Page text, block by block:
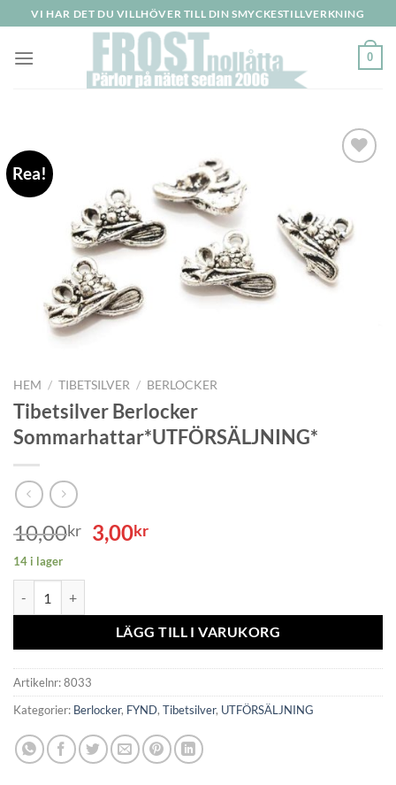
to
content
VI HAR DET DU VILLHÖVER TILL DIN SMYCKESTILLVERKNING
0
Rea!
önskelistan
HEM / TIBETSILVER / BERLOCKER
Tibetsilver Berlocker
Sommarhattar*UTFÖRSÄLJNING*
10,00kr Det
ursprungliga
10,00kr.
3,00krDet
3,00kr.
14 i lager
LÄGG TILL I VARUKORG
Artikelnr:8033
Kategorier: Berlocker, FYND, Tibetsilver, UTFÖRSÄLJNING